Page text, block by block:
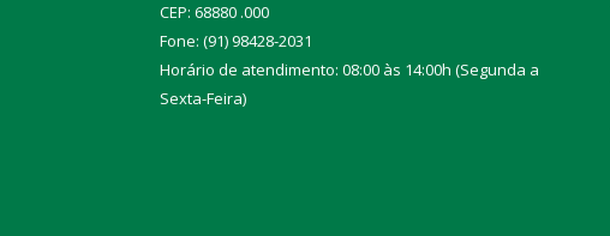
CEP: 68880 .000
Fone: (91) 98428-2031
Horário de atendimento: 08:00 às 14:00h (Segunda a
Sexta-Feira)